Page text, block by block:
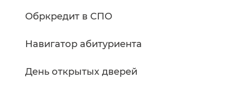
Обркредит в СПО
Навигатор абитуриента
День открытых дверей